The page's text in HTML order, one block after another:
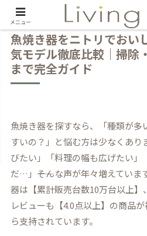
魚焼き器をニトリでおい
気モデル徹底比較｜掃除
まで完全ガイド
魚焼き器を探すなら、「種類が多
すいの？」と悩む方は少なくあ
びたい」「料理の幅も広げたい」
だ…」――そんな声が年々増えてい
器は【累計販売台数10万台以上】
レビューも【4.0点以上】の商品
ら支持されています。
メニュー